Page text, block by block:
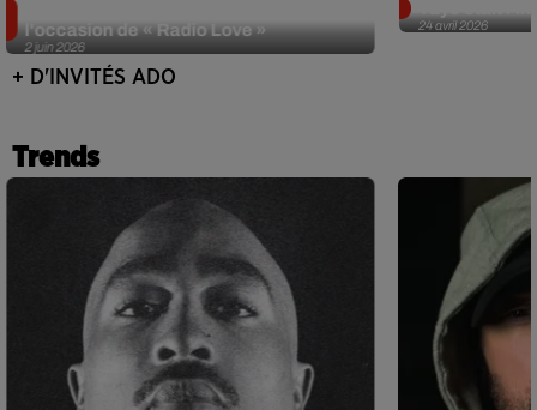
2 juin 2026
l'occasion de « Radio Love »
24 avril 2026
+ D'INVITÉS ADO
Trends